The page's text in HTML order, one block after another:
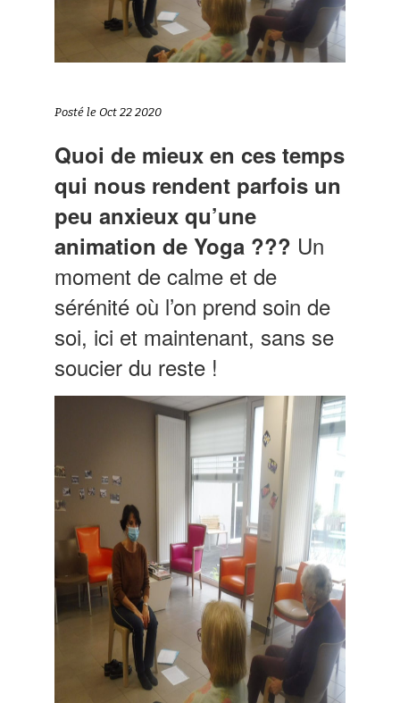
Posté le Oct 22 2020
Quoi de mieux en ces temps
qui nous rendent parfois un
peu anxieux qu’une
animation de Yoga ??? Un
moment de calme et de
sérénité où l’on prend soin de
soi, ici et maintenant, sans se
soucier du reste !